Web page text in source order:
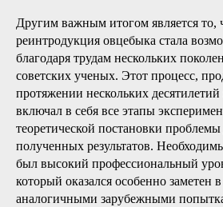
Другим важным итогом является то,
реинтродукция овцебыка стала
благодаря трудам нескольких
советских ученых. Этот процесс,
протяжении нескольких
включал в себя все этапы
теоретической постановки проблемы
полученных результатов.
был высокий профессиональный
который оказался особенно заметен
аналогичными зарубежными